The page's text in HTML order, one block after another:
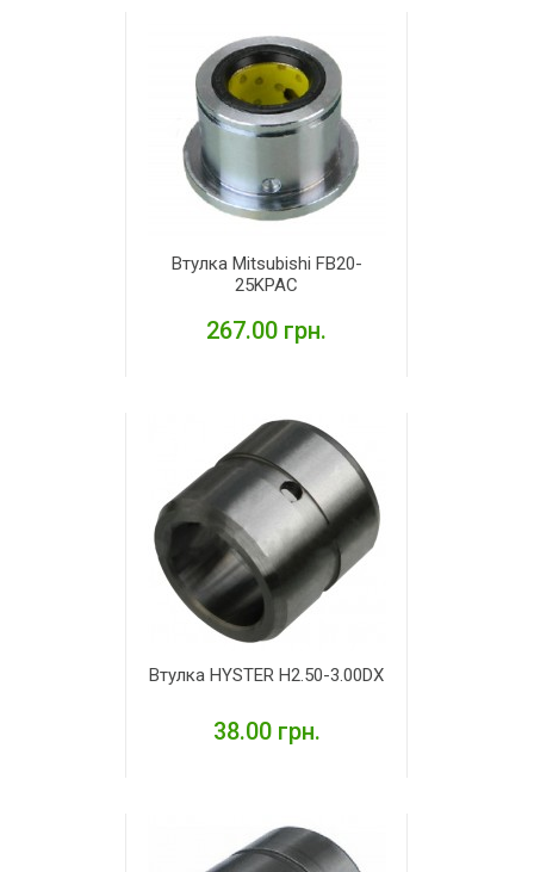
Втулка Mitsubishi FB20-
25KPAC
267.00 грн.
Втулка HYSTER H2.50-3.00DX
38.00 грн.